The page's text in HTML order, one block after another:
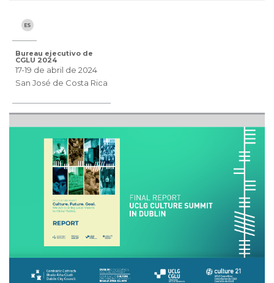
Bureau ejecutivo de
CGLU 2024
17-19 de abril de 2024
San José de Costa Rica